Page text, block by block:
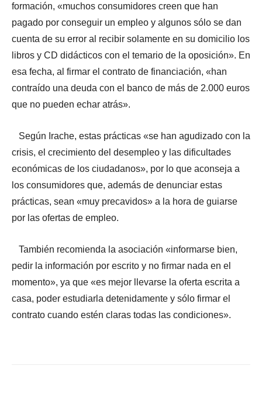
formación, «muchos consumidores creen que han
pagado por conseguir un empleo y algunos sólo se dan
cuenta de su error al recibir solamente en su domicilio los
libros y CD didácticos con el temario de la oposición». En
esa fecha, al firmar el contrato de financiación, «han
contraído una deuda con el banco de más de 2.000 euros
que no pueden echar atrás».
Según Irache, estas prácticas «se han agudizado con la
crisis, el crecimiento del desempleo y las dificultades
económicas de los ciudadanos», por lo que aconseja a
los consumidores que, además de denunciar estas
prácticas, sean «muy precavidos» a la hora de guiarse
por las ofertas de empleo.
También recomienda la asociación «informarse bien,
pedir la información por escrito y no firmar nada en el
momento», ya que «es mejor llevarse la oferta escrita a
casa, poder estudiarla detenidamente y sólo firmar el
contrato cuando estén claras todas las condiciones».